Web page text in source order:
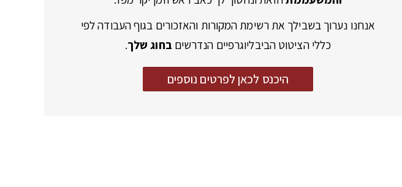
אנחנו נערוך בשבילך את רשימת המקורות והאזכורים בגוף העבודה לפי
כללי הציטוט הביבליוגרפיים הנדרשים בחוג שלך.
היכנס לכאן לפרטים נוספים